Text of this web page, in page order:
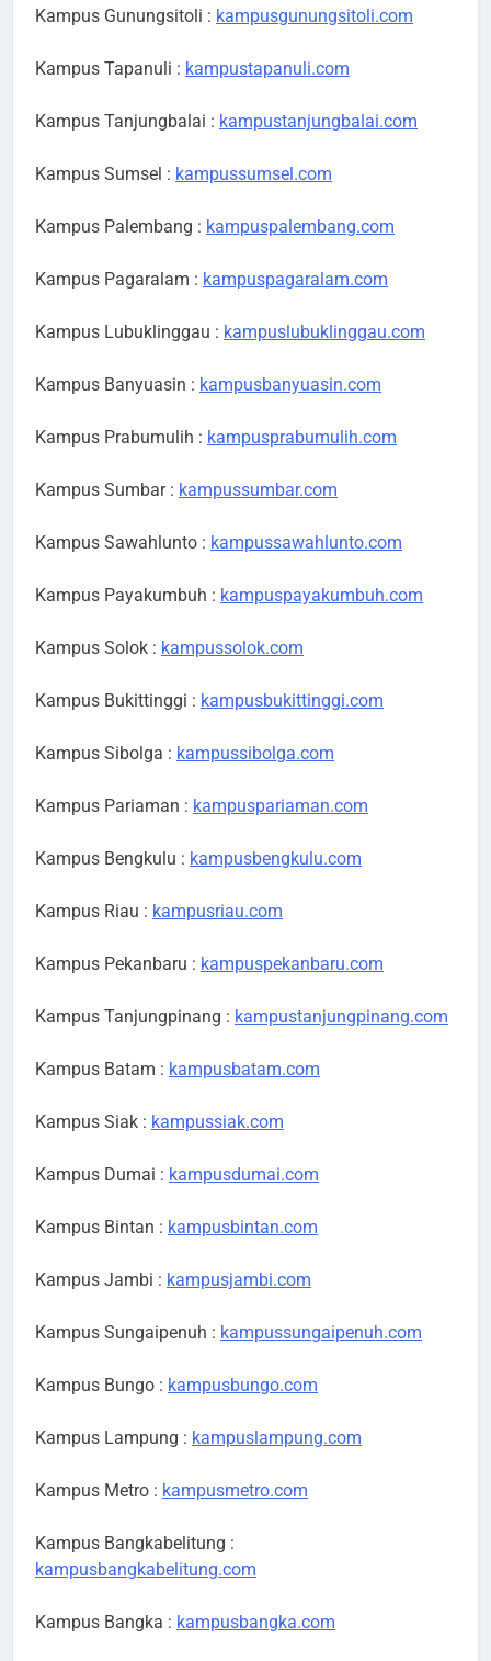
Kampus Gunungsitoli : kampusgunungsitoli.com
Kampus Tapanuli : kampustapanuli.com
Kampus Tanjungbalai : kampustanjungbalai.com
Kampus Sumsel : kampussumsel.com
Kampus Palembang : kampuspalembang.com
Kampus Pagaralam : kampuspagaralam.com
Kampus Lubuklinggau : kampuslubuklinggau.com
Kampus Banyuasin : kampusbanyuasin.com
Kampus Prabumulih : kampusprabumulih.com
Kampus Sumbar : kampussumbar.com
Kampus Sawahlunto : kampussawahlunto.com
Kampus Payakumbuh : kampuspayakumbuh.com
Kampus Solok : kampussolok.com
Kampus Bukittinggi : kampusbukittinggi.com
Kampus Sibolga : kampussibolga.com
Kampus Pariaman : kampuspariaman.com
Kampus Bengkulu : kampusbengkulu.com
Kampus Riau : kampusriau.com
Kampus Pekanbaru : kampuspekanbaru.com
Kampus Tanjungpinang : kampustanjungpinang.com
Kampus Batam : kampusbatam.com
Kampus Siak : kampussiak.com
Kampus Dumai : kampusdumai.com
Kampus Bintan : kampusbintan.com
Kampus Jambi : kampusjambi.com
Kampus Sungaipenuh : kampussungaipenuh.com
Kampus Bungo : kampusbungo.com
Kampus Lampung : kampuslampung.com
Kampus Metro : kampusmetro.com
Kampus Bangkabelitung :
kampusbangkabelitung.com
Kampus Bangka : kampusbangka.com